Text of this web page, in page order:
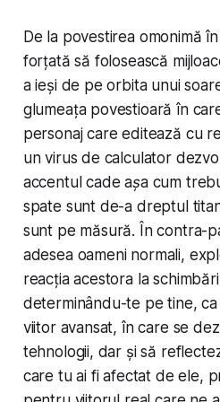
De la povestirea omonimă
forțată să folosească
a ieși de pe orbita unui
glumeața povestioară în
personaj care editează cu
un virus de calculator
accentul cadeașa cum
spate sunt de-a dreptul
sunt pe măsură. În contra-
adesea oameni normali,
reacția acestora la
determinându-te pe tine, ca
viitor avansat, în care se
tehnologii, dar și să
care tu ai fi afectat de ele,